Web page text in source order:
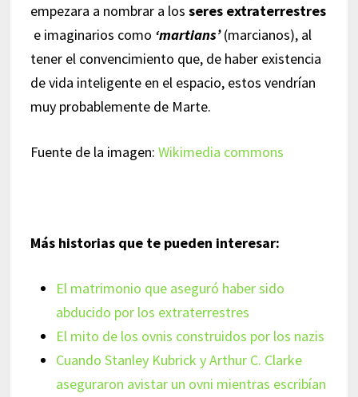
empezara a nombrar a los seres extraterrestres
e imaginarios como ‘martians’(marcianos), al
tener el convencimiento que, de haber existencia
de vida inteligente en el espacio, estos vendrían
muy probablemente de Marte.
Fuente de la imagen: Wikimedia commons
Más historias que te pueden interesar:
El matrimonio que aseguró haber sido
abducido por los extraterrestres
El mito de los ovnis construidos por los nazis
Cuando Stanley Kubrick y Arthur C. Clarke
aseguraron avistar un ovni mientras escribían